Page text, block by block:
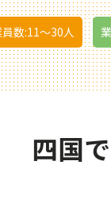
数:11〜30人
四国